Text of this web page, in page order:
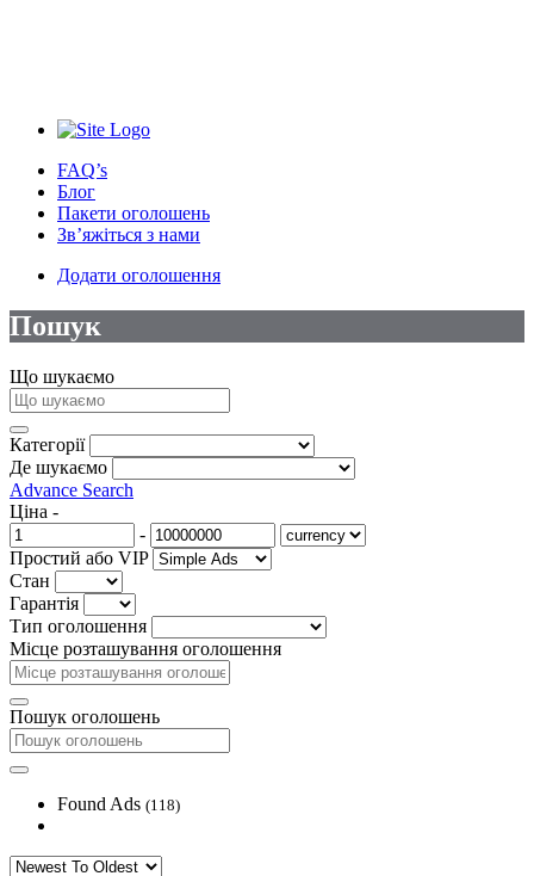
FAQ’s
Блог
Пакети оголошень
Зв’яжіться з нами
Додати оголошення
Пошук
Що шукаємо
Категорії
Де шукаємо
Advance Search
Ціна -
-
Простий або VIP
Стан
Гарантія
Тип оголошення
Місце розташування оголошення
Пошук оголошень
Found Ads (118)